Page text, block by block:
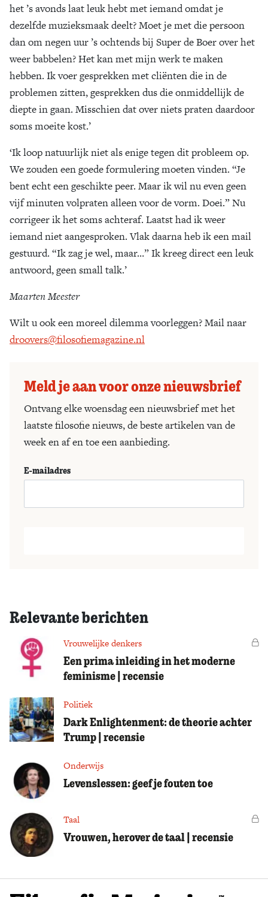
het ’s avonds laat leuk hebt met iemand omdat je
dezelfde muzieksmaak deelt? Moet je met die persoon
dan om negen uur ’s ochtends bij Super de Boer over het
weer babbelen? Het kan met mijn werk te maken
hebben. Ik voer gesprekken met cliënten die in de
problemen zitten, gesprekken dus die onmiddellijk de
diepte in gaan. Misschien dat over niets praten daardoor
soms moeite kost.’
‘Ik loop natuurlijk niet als enige tegen dit probleem op.
We zouden een goede formulering moeten vinden. “Je
bent echt een geschikte peer. Maar ik wil nu even geen
vijf minuten volpraten alleen voor de vorm. Doei.” Nu
corrigeer ik het soms achteraf. Laatst had ik weer
iemand niet aangesproken. Vlak daarna heb ik een mail
gestuurd. “Ik zag je wel, maar…” Ik kreeg direct een leuk
antwoord, geen small talk.’
Maarten Meester
Wilt u ook een moreel dilemma voorleggen? Mail naar
droovers@filosofiemagazine.nl
Meld je aan voor onze nieuwsbrief
Ontvang elke woensdag een nieuwsbrief met het
laatste filosofie nieuws, de beste artikelen van de
week en af en toe een aanbieding.
E-mailadres
Relevante berichten
Vrouwelijke denkers
Een prima inleiding in het moderne
feminisme | recensie
Politiek
Dark Enlightenment: de theorie achter
Trump | recensie
Onderwijs
Levenslessen: geef je fouten toe
Taal
Vrouwen, herover de taal | recensie